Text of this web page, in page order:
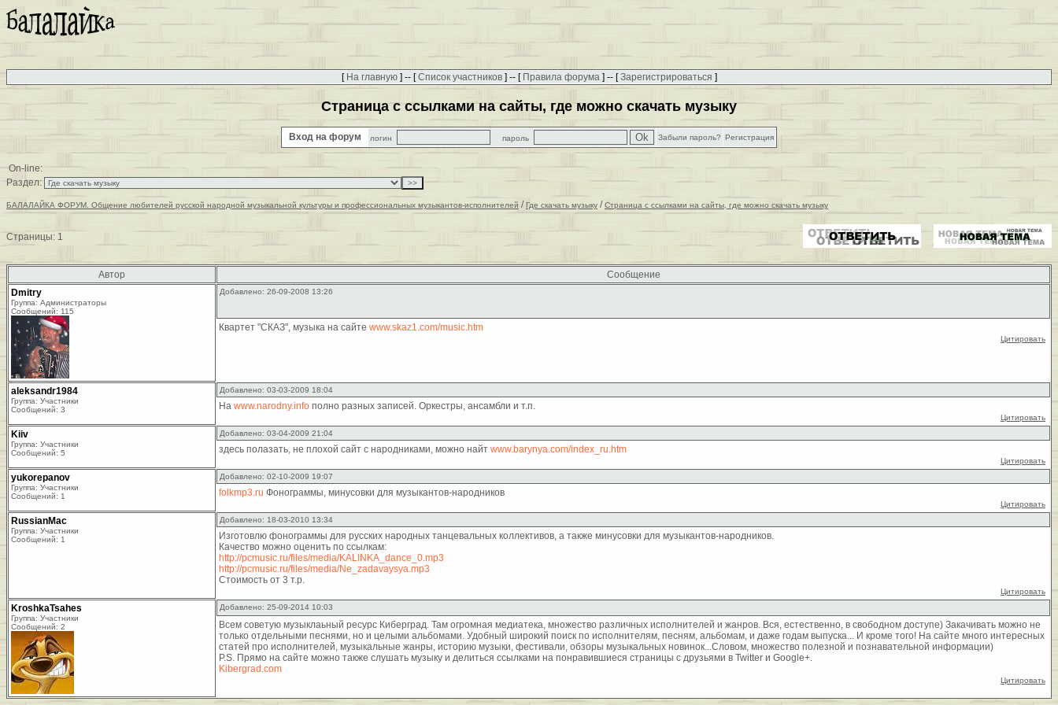
[ На главную] -- [Список участников] -- [ Правила форума] -- [Зарегистрироваться ]
Страница с ссылками на сайты, где можно скачать музыку
Вход на форум логин пароль Забыли пароль? Регистрация
On-line:
Раздел:
БАЛАЛАЙКА ФОРУМ. Общение любителей русской народной музыкальной культуры и профессиональных музыкантов-исполнителей / Где скачать музыку /Страница с ссылками на сайты, где можно скачать музыку
Страницы: 1
Автор
Сообщение
Dmitry
Группа: Администраторы
Сообщений: 115
Добавлено: 26-09-2008 13:26
Квартет "СКАЗ", музыка на сайте www.skaz1.com/music.htm
Цитировать
aleksandr1984
Группа: Участники
Сообщений: 3
Добавлено: 03-03-2009 18:04
На www.narodny.info полно разных записей. Оркестры, ансамбли и т.п.
Цитировать
Kiiv
Группа: Участники
Сообщений: 5
Добавлено: 03-04-2009 21:04
здесь полазать, не плохой сайт с народниками, можно найт www.barynya.com/index_ru.htm
Цитировать
yukorepanov
Группа: Участники
Сообщений: 1
Добавлено: 02-10-2009 19:07
folkmp3.ru Фонограммы, минусовки для музыкантов-народников
Цитировать
RussianMac
Группа: Участники
Сообщений: 1
Добавлено: 18-03-2010 13:34
Изготовлю фонограммы для русских народных танцевальных коллективов, а также минусовки для музыкантов-народников.
Качество можно оценить по ссылкам:
http://pcmusic.ru/files/media/KALINKA_dance_0.mp3
http://pcmusic.ru/files/media/Ne_zadavaysya.mp3
Стоимость от 3 т.р.
Цитировать
KroshkaTsahes
Группа: Участники
Сообщений: 2
Добавлено: 25-09-2014 10:03
Всем советую музыклаьный ресурс Киберград. Там огромная медиатека, множество различных исполнителей и жанров. Вся, естественно, в свободном доступе) Закачивать можно не
только отдельными песнями, но и целыми альбомами. Удобный широкий поиск по исполнителям, песням, альбомам, и даже годам выпуска... И кроме того! На сайте много интересных
статей про исполнителей, музыкальные жанры, историю музыки, фестивали, обзоры музыкальных новинок...Словом, множество полезной и познавательной информации)
P.S. Прямо на сайте можно также слушать музыку и делиться ссылками на понравившиеся страницы с друзьями в Twitter и Google+.
Kibergrad.com
Цитировать